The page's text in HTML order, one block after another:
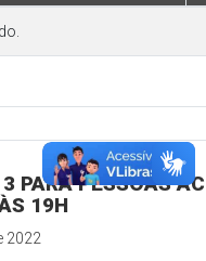
PARA PESSOAS
19H
2022